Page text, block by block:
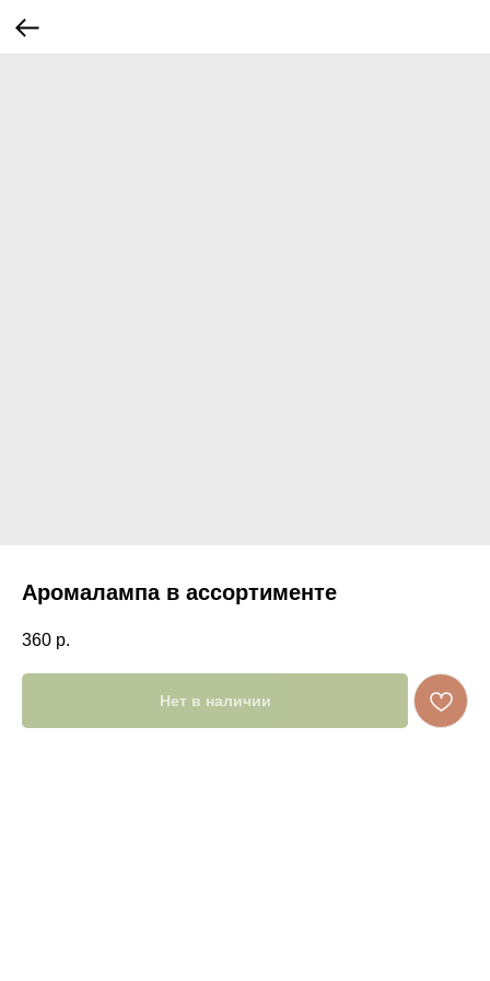
Аромалампа в ассортименте
360 р.
Нет в наличии